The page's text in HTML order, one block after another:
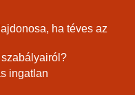
ha téves az
ingatlan